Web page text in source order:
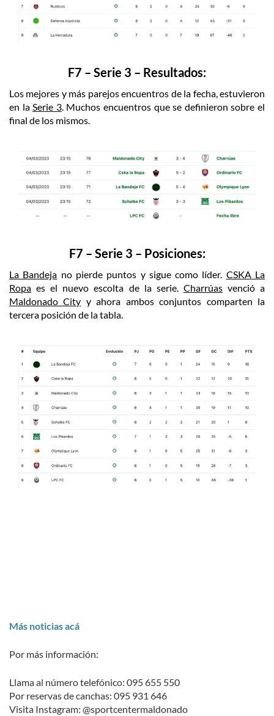
F7 – Serie 3 – Resultados:
Los mejores y más parejos encuentros de la fecha, estuvieron
en la Serie 3. Muchos encuentros que se definieron sobre el
final de los mismos.
F7 – Serie 3 – Posiciones:
La Bandeja no pierde puntos y sigue como líder. CSKA La
Ropa es el nuevo escolta de la serie. Charrúasvenció a
Maldonado City y ahora ambos conjuntos comparten la
tercera posición de la tabla.
Más noticias acá
Por más información:
Llama al número telefónico: 095 655 550
Por reservas de canchas: 095 931 646
Visita Instagram: @sportcentermaldonado